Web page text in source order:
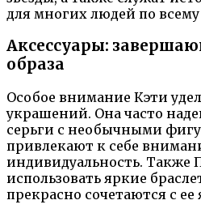
для многих людей по
Аксессуары:
образа
Особое внимание Кэти
украшений. Она часто
серьги с необычными
привлекают к себе
индивидуальность. Также
использовать яркие
прекрасно сочетаются с